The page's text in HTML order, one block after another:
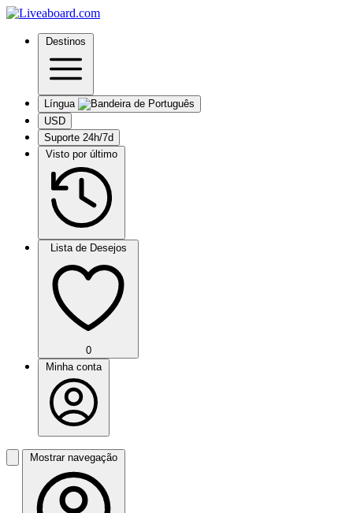
Destinos
Língua
USD
Suporte 24h/7d
Visto por último
Lista de Desejos
0
Minha conta
Mostrar navegação